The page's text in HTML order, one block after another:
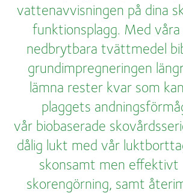
vattenavvisningen på dina
funktionsplagg. Med
nedbrytbara tvättmedel
grundimpregneringen
lämna rester kvar som
plaggets
vår biobaserade
dålig lukt med vår
skonsamt men effektivt
skorengörning, samt